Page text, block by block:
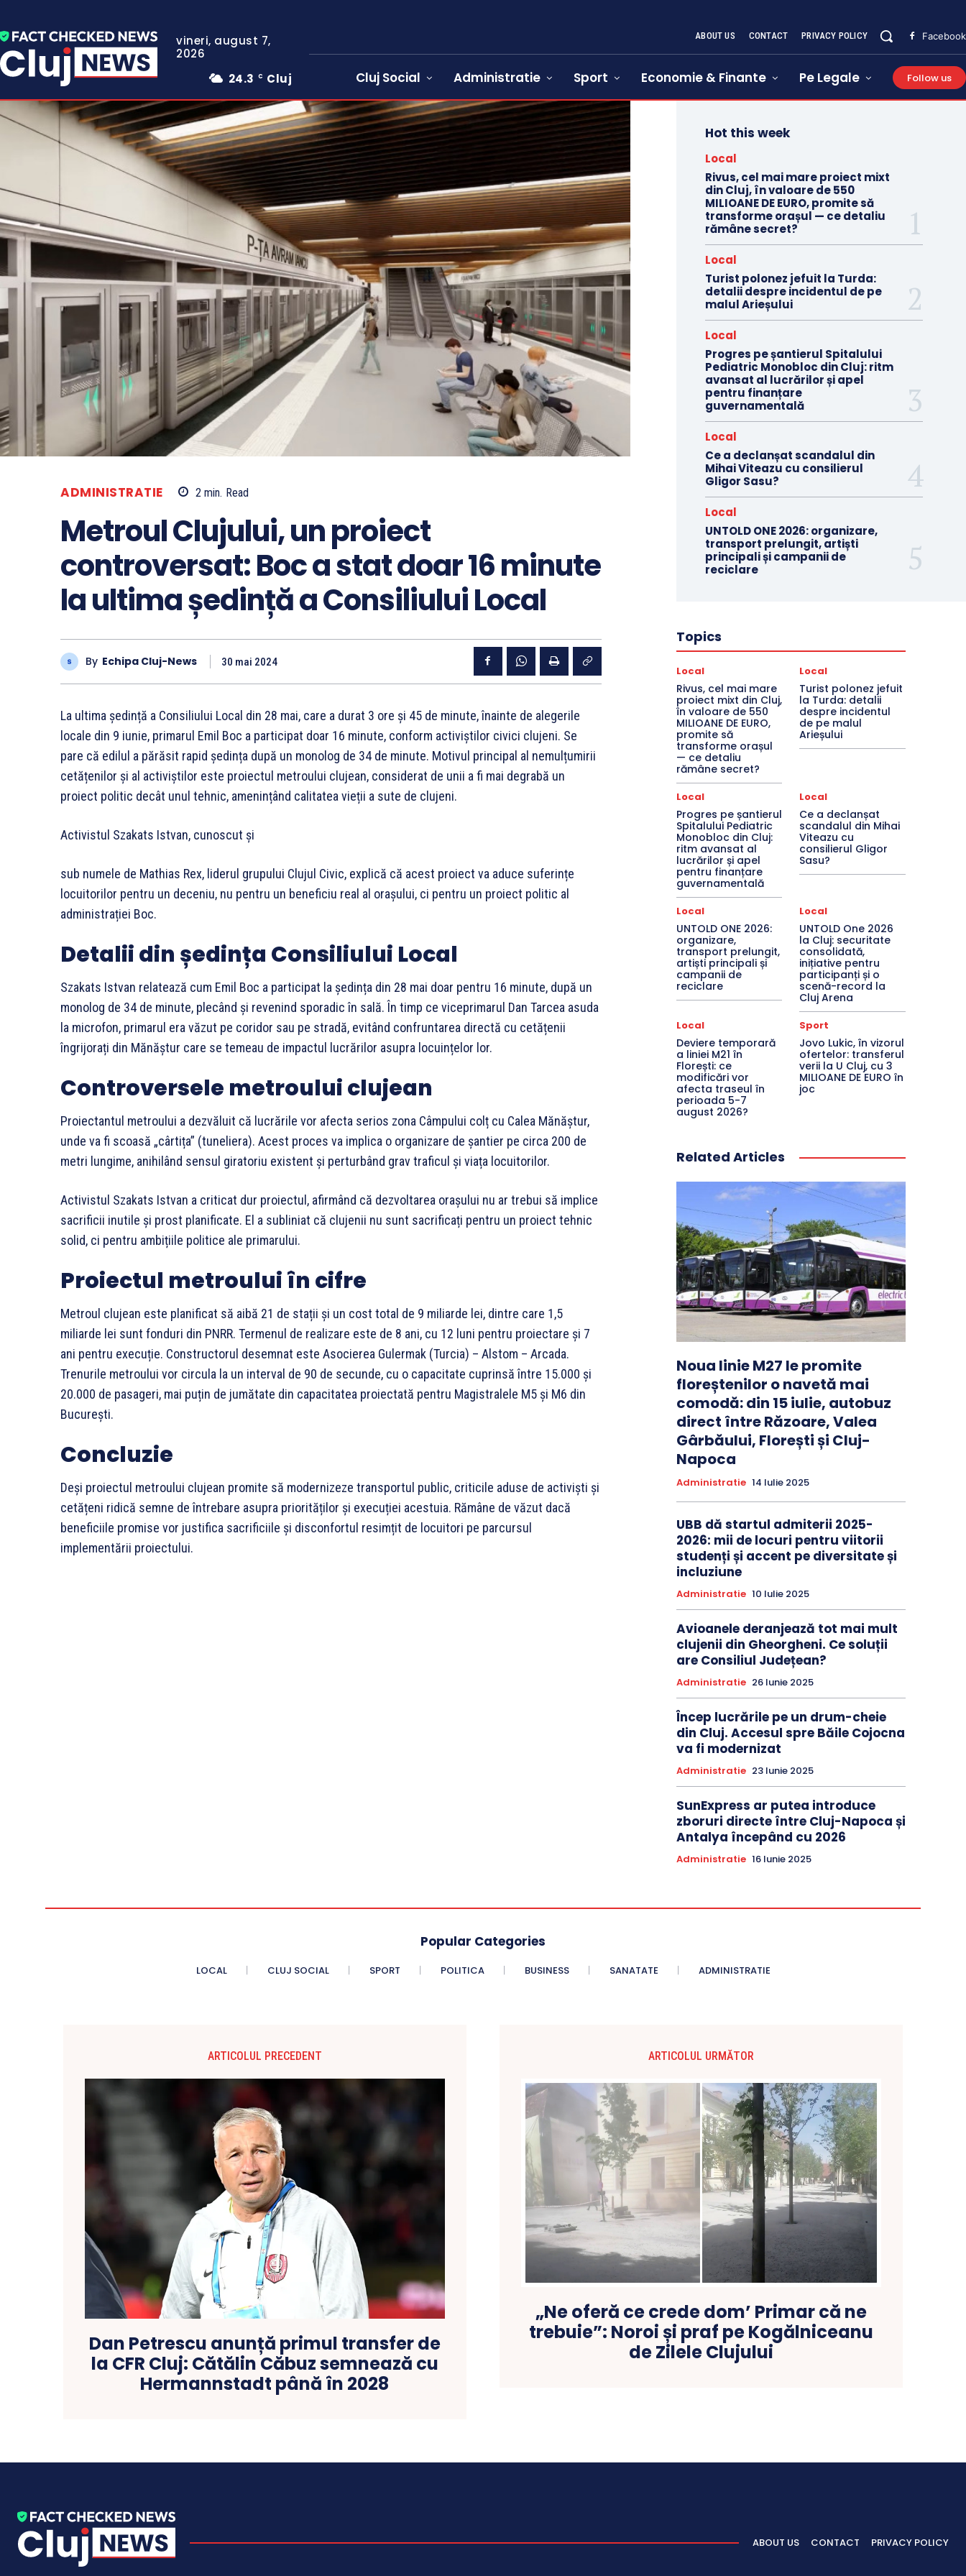
vineri, august 7,
2026
24.3
C Cluj
ABOUT US CONTACT PRIVACY POLICY Facebook
Cluj Social Administratie Sport Economie & Finante Pe Legale Follow us
ADMINISTRATIE 2 min. Read
Metroul Clujului, un proiect
controversat: Boc a stat doar 16 minute
la ultima ședință a Consiliului Local
By Echipa Cluj-News 30 mai 2024
La ultima ședință a Consiliului Local din 28 mai, care a durat 3 ore și 45 de minute, înainte de alegerile
locale din 9 iunie, primarul Emil Boc a participat doar 16 minute, conform activiștilor civici clujeni. Se
pare că edilul a părăsit rapid ședința după un monolog de 34 de minute. Motivul principal al nemulțumirii
cetățenilor și al activiștilor este proiectul metroului clujean, considerat de unii a fi mai degrabă un
proiect politic decât unul tehnic, amenințând calitatea vieții a sute de clujeni.
Activistul Szakats Istvan, cunoscut și
sub numele de Mathias Rex, liderul grupului Clujul Civic, explică că acest proiect va aduce suferințe
locuitorilor pentru un deceniu, nu pentru un beneficiu real al orașului, ci pentru un proiect politic al
administrației Boc.
Detalii din ședința Consiliului Local
Szakats Istvan relatează cum Emil Boc a participat la ședința din 28 mai doar pentru 16 minute, după un
monolog de 34 de minute, plecând și revenind sporadic în sală. În timp ce viceprimarul Dan Tarcea asuda
la microfon, primarul era văzut pe coridor sau pe stradă, evitând confruntarea directă cu cetățenii
îngrijorați din Mănăștur care se temeau de impactul lucrărilor asupra locuințelor lor.
Controversele metroului clujean
Proiectantul metroului a dezvăluit că lucrările vor afecta serios zona Câmpului colț cu Calea Mănăștur,
unde va fi scoasă „cârtița” (tuneliera). Acest proces va implica o organizare de șantier pe circa 200 de
metri lungime, anihilând sensul giratoriu existent și perturbând grav traficul și viața locuitorilor.
Activistul Szakats Istvan a criticat dur proiectul, afirmând că dezvoltarea orașului nu ar trebui să implice
sacrificii inutile și prost planificate. El a subliniat că clujenii nu sunt sacrificați pentru un proiect tehnic
solid, ci pentru ambițiile politice ale primarului.
Proiectul metroului în cifre
Metroul clujean este planificat să aibă 21 de stații și un cost total de 9 miliarde lei, dintre care 1,5
miliarde lei sunt fonduri din PNRR. Termenul de realizare este de 8 ani, cu 12 luni pentru proiectare și 7
ani pentru execuție. Constructorul desemnat este Asocierea Gulermak (Turcia) – Alstom – Arcada.
Trenurile metroului vor circula la un interval de 90 de secunde, cu o capacitate cuprinsă între 15.000 și
20.000 de pasageri, mai puțin de jumătate din capacitatea proiectată pentru Magistralele M5 și M6 din
București.
Concluzie
Deși proiectul metroului clujean promite să modernizeze transportul public, criticile aduse de activiști și
cetățeni ridică semne de întrebare asupra priorităților și execuției acestuia. Rămâne de văzut dacă
beneficiile promise vor justifica sacrificiile și disconfortul resimțit de locuitori pe parcursul
implementării proiectului.
Hot this week
Local
Rivus, cel mai mare proiect mixt
din Cluj, în valoare de 550
MILIOANE DE EURO, promite să
transforme orașul — ce detaliu
rămâne secret?
Local
Turist polonez jefuit la Turda:
detalii despre incidentul de pe
malul Arieșului
Local
Progres pe șantierul Spitalului
Pediatric Monobloc din Cluj: ritm
avansat al lucrărilor și apel
pentru finanțare
guvernamentală
Local
Ce a declanșat scandalul din
Mihai Viteazu cu consilierul
Gligor Sasu?
Local
UNTOLD ONE 2026: organizare,
transport prelungit, artiști
principali și campanii de
reciclare
Topics
Local
Rivus, cel mai mare
proiect mixt din Cluj,
în valoare de 550
MILIOANE DE EURO,
promite să
transforme orașul
— ce detaliu
rămâne secret?
Local
Turist polonez jefuit
la Turda: detalii
despre incidentul
de pe malul
Arieșului
Local
Progres pe șantierul
Spitalului Pediatric
Monobloc din Cluj:
ritm avansat al
lucrărilor și apel
pentru finanțare
guvernamentală
Local
Ce a declanșat
scandalul din Mihai
Viteazu cu
consilierul Gligor
Sasu?
Local
UNTOLD ONE 2026:
organizare,
transport prelungit,
artiști principali și
campanii de
reciclare
Local
UNTOLD One 2026
la Cluj: securitate
consolidată,
inițiative pentru
participanți și o
scenă-record la
Cluj Arena
Local
Deviere temporară
a liniei M21 în
Florești: ce
modificări vor
afecta traseul în
perioada 5-7
august 2026?
Sport
Jovo Lukic, în vizorul
ofertelor: transferul
verii la U Cluj, cu 3
MILIOANE DE EURO în
joc
Related Articles
Noua linie M27 le promite
floreștenilor o navetă mai
comodă: din 15 iulie, autobuz
direct între Răzoare, Valea
Gârbăului, Florești și Cluj-
Napoca
Administratie 14 Iulie 2025
UBB dă startul admiterii 2025-
2026: mii de locuri pentru viitorii
studenți și accent pe diversitate și
incluziune
Administratie 10 Iulie 2025
Avioanele deranjează tot mai mult
clujenii din Gheorgheni. Ce soluții
are Consiliul Județean?
Administratie 26 Iunie 2025
Încep lucrările pe un drum-cheie
din Cluj. Accesul spre Băile Cojocna
va fi modernizat
Administratie 23 Iunie 2025
SunExpress ar putea introduce
zboruri directe între Cluj-Napoca și
Antalya începând cu 2026
Administratie 16 Iunie 2025
Popular Categories
LOCAL CLUJ SOCIAL SPORT POLITICA BUSINESS SANATATE ADMINISTRATIE
ARTICOLUL PRECEDENT
Dan Petrescu anunță primul transfer de
la CFR Cluj: Cătălin Căbuz semnează cu
Hermannstadt până în 2028
ARTICOLUL URMĂTOR
„Ne oferă ce crede dom’ Primar că ne
trebuie”: Noroi și praf pe Kogălniceanu
de Zilele Clujului
ABOUT US CONTACT PRIVACY POLICY